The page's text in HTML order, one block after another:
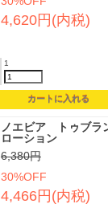
4,620円(内税)
1
ノエビア トゥブラ
ローション
6,380円
30%OFF
4,466円(内税)